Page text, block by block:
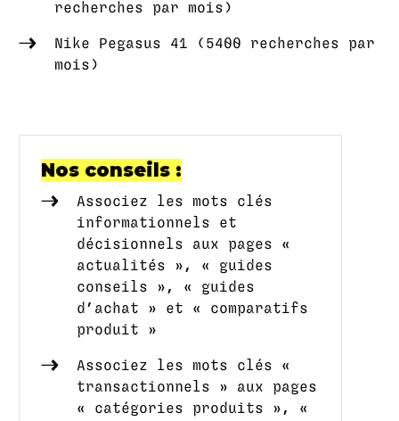
recherches par mois)
Nike Pegasus 41 (5400 recherches par
mois)
Nos conseils :
Associez les mots clés
informationnels et
décisionnels aux pages «
actualités », « guides
conseils », « guides
d’achat » et « comparatifs
produit »
Associez les mots clés «
transactionnels » aux pages
« catégories produits », «